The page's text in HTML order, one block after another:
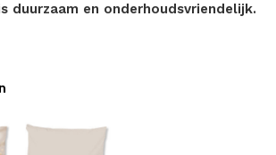
duurzaam en onderhoudsvriendelijk.